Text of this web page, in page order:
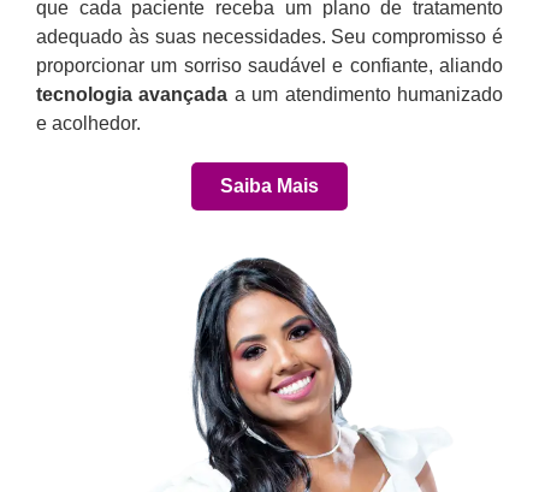
que cada paciente receba um plano de tratamento
adequado às suas necessidades. Seu compromisso é
proporcionar um sorriso saudável e confiante, aliando
tecnologia avançada a um atendimento humanizado
e acolhedor.
Saiba Mais